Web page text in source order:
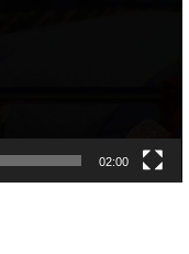
02:00